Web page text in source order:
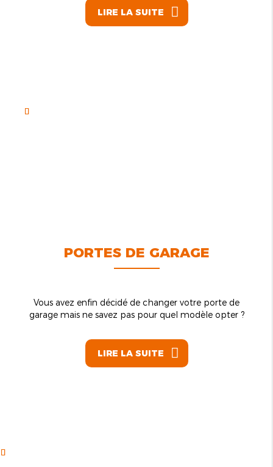
LIRE LA SUITE
PORTES DE GARAGE
Vous avez enfin décidé de changer votre porte de
garage mais ne savez pas pour quel modèle opter ?
LIRE LA SUITE